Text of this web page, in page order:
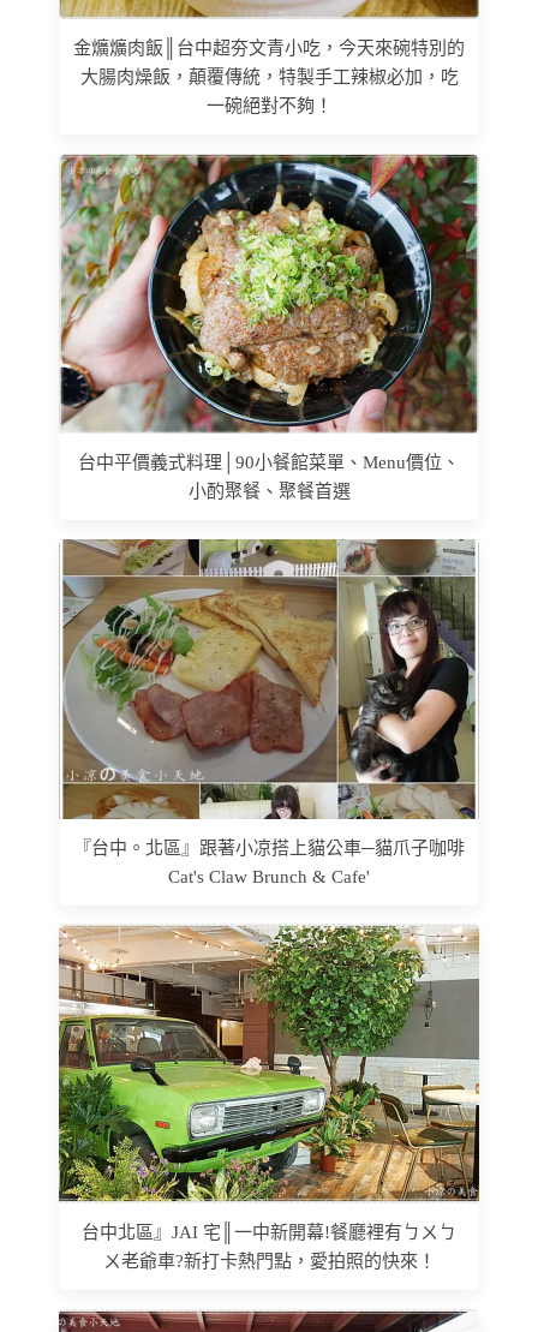
金爌爌肉飯║台中超夯文青小吃，今天來碗特別的
大腸肉燥飯，顛覆傳統，特製手工辣椒必加，吃
一碗絕對不夠！
台中平價義式料理│90小餐館菜單、Menu價位、
小酌聚餐、聚餐首選
『台中。北區』跟著小凉搭上貓公車─貓爪子咖啡
Cat's Claw Brunch & Cafe'
台中北區』JAI 宅║一中新開幕!餐廳裡有ㄅㄨㄅ
ㄨ老爺車?新打卡熱門點，愛拍照的快來！